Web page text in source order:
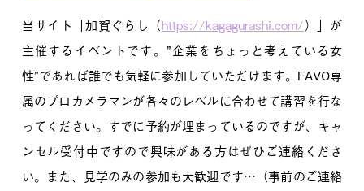
当サイト「加賀ぐらし（https://kagagurashi.com/）」が
主催するイベントです。”企業をちょっと考えている女
性”であれば誰でも気軽に参加していただけます。FAVO専
属のプロカメラマンが各々のレベルに合わせて講習を行な
ってください。すでに予約が埋まっているのですが、キャ
ンセル受付中ですので興味がある方はぜひご連絡くださ
い。また、見学のみの参加も大歓迎です…（事前のご連絡